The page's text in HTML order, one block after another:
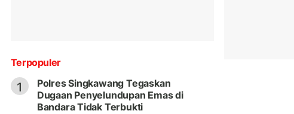
Terpopuler
1
Polres Singkawang Tegaskan
Dugaan Penyelundupan Emas di
Bandara Tidak Terbukti